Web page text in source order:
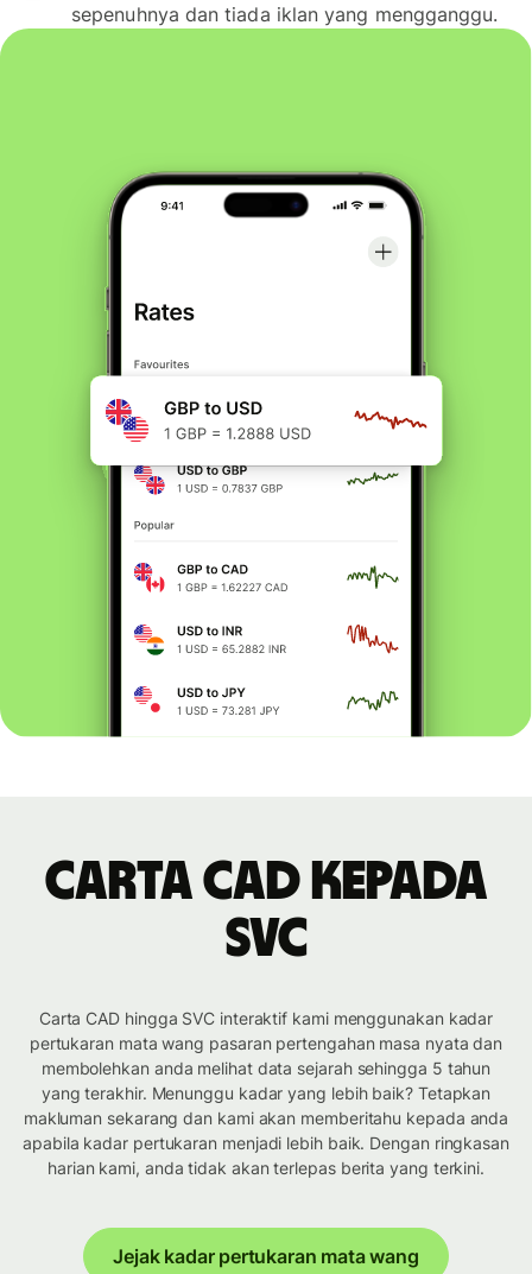
sepenuhnya dan tiada iklan yang mengganggu.
Carta CAD kepada
SVC
Carta CAD hingga SVC interaktif kami menggunakan kadar
pertukaran mata wang pasaran pertengahan masa nyata dan
membolehkan anda melihat data sejarah sehingga 5 tahun
yang terakhir. Menunggu kadar yang lebih baik? Tetapkan
makluman sekarang dan kami akan memberitahu kepada anda
apabila kadar pertukaran menjadi lebih baik. Dengan ringkasan
harian kami, anda tidak akan terlepas berita yang terkini.
Jejak kadar pertukaran mata wang